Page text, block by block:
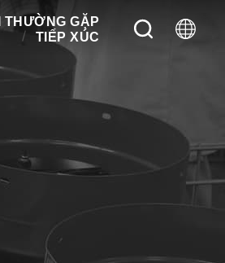
THƯỜNG GẶP
TIẾP XÚC